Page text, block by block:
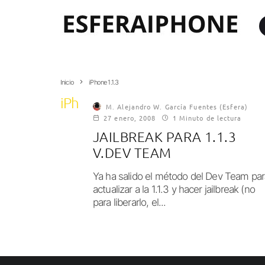
Inicio iPhone 1.1.3
iPhone 1.1.3M. Alejandro W. García Fuentes (Esfera)
27 enero, 2008
1 Minuto de lectura
JAILBREAK PARA 1.1.3
V.DEV TEAM
Ya ha salido el método del Dev Team
actualizar a la 1.1.3 y hacer jailbreak (no
para liberarlo, el...